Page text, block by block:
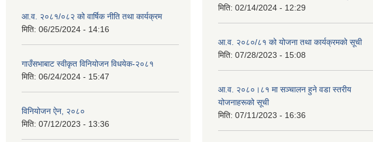
आ.व. २०८१/०८२ को वार्षिक नीति तथा कार्यक्रम
मिति: 06/25/2024 - 14:16
गाउँसभाबाट स्वीकृत विनियोजन विधयेक-२०८१
मिति: 06/24/2024 - 15:47
विनियोजन ऐन, २०८०
मिति: 07/12/2023 - 13:36
मिति: 02/14/2024 - 12:29
आ.व. २०८०/८१ को योजना तथा कार्यक्रमको सूची
मिति: 07/28/2023 - 15:08
आ.व. २०८०।८१ मा सञ्चालन हुने वडा स्तरीय
योजनाहरूको सूची
मिति: 07/11/2023 - 16:36